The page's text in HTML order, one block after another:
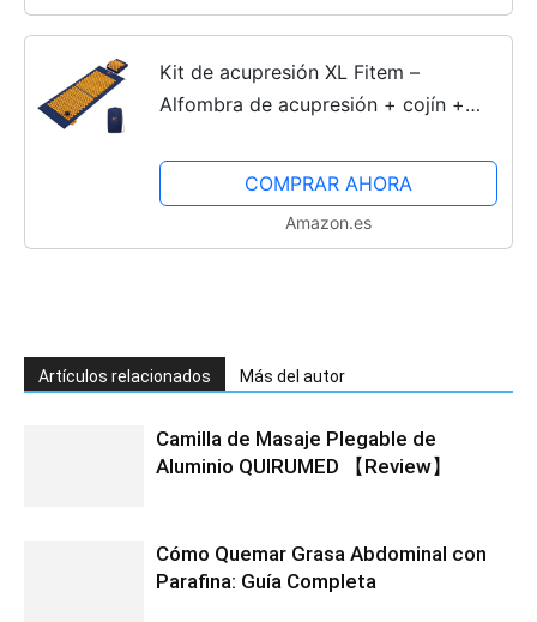
Kit de acupresión XL Fitem –
Alfombra de acupresión + cojín +
espalda y cuello – Ciática – Masaje
de espalda – Relajación...
COMPRAR AHORA
Amazon.es
Artículos relacionados Más del autor
Camilla de Masaje Plegable de
Aluminio QUIRUMED 【Review】
Cómo Quemar Grasa Abdominal con
Parafina: Guía Completa